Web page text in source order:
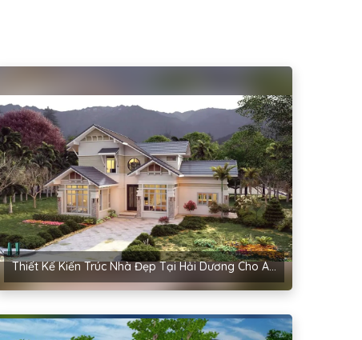
Thiết Kế Kiến Trúc Nhà Đẹp Tại Hải Dương Cho Anh Hậu – Cẩm Bình